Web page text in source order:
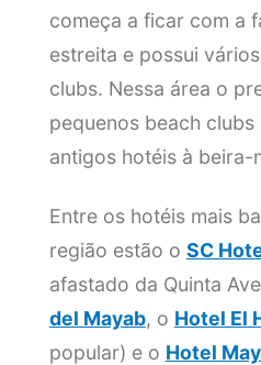
começa a ficar com a
estreita e possui
clubs. Nessa área o
pequenos beach clubs
antigos hotéis à beira-
Entre os hotéis mais
região estão o SC
afastado da Quinta
del Mayab, o Hotel El
popular) e o Hotel